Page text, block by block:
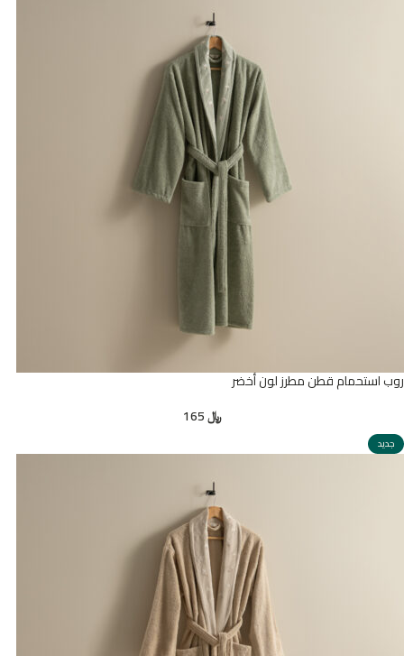
روب استحمام قطن مطرز لون أخضر
﷼
جديد